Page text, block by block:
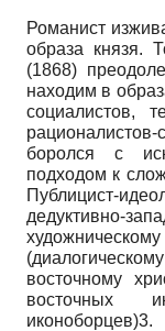
Романист
образа князя.
(1868)
находим в
социалистов,
боролся с
подходом к
Публицист-
дедуктивно-
восточному
восточных
иконоборцев)3.